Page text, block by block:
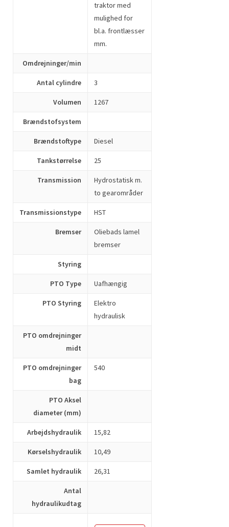
traktor med
mulighed for
bl.a. frontlæsser
mm.
Omdrejninger/min
Antal cylindre 3
Volumen 1267
Brændstofsystem
Brændstoftype Diesel
Tankstørrelse 25
Transmission
Hydrostatisk m.
to gearområder
Transmissionstype HST
Bremser
Oliebads lamel
bremser
Styring
PTO Type Uafhængig
PTO Styring
Elektro
hydraulisk
PTO omdrejninger
midt
PTO omdrejninger
bag
540
PTO Aksel
diameter (mm)
Arbejdshydraulik 15,82
Kørselshydraulik 10,49
Samlet hydraulik 26,31
Antal
hydraulikudtag